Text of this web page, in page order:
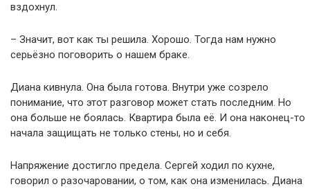
вздохнул.
– Значит, вот как ты решила. Хорошо. Тогда нам нужно
серьёзно поговорить о нашем браке.
Диана кивнула. Она была готова. Внутри уже созрело
понимание, что этот разговор может стать последним. Но
она больше не боялась. Квартира была её. И она наконец-то
начала защищать не только стены, но и себя.
Напряжение достигло предела. Сергей ходил по кухне,
говорил о разочаровании, о том, как она изменилась. Диана